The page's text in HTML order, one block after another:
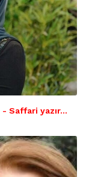
- Saffari yazır…